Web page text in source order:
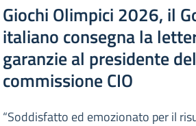
Giochi Olimpici 2026, il
italiano consegna la
garanzie al presidente
commissione CIO
“Soddisfatto ed emozionato per il